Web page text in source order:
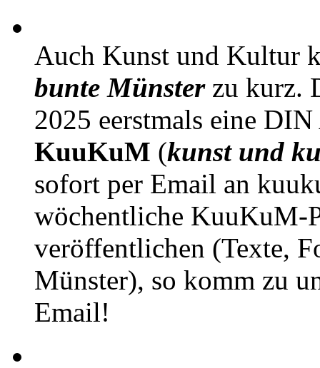
Auch Kunst und Kultur
bunte Münsterzu kurz.
2025 eerstmals eine
KuuKuM (kunst und
sofort per Email an
wöchentliche KuuKuM-
veröffentlichen (Texte,
Münster), so komm zu
Email!